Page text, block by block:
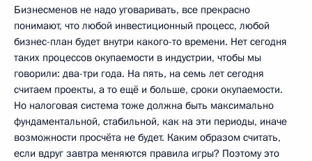
Бизнесменов не надо уговаривать, все прекрасно
понимают, что любой инвестиционный процесс, любой
бизнес-план будет внутри какого-то времени. Нет сегодня
таких процессов окупаемости в индустрии, чтобы мы
говорили: два-три года. На пять, на семь лет сегодня
считаем проекты, а то ещё и больше, сроки окупаемости.
Но налоговая система тоже должна быть максимально
фундаментальной, стабильной, как на эти периоды, иначе
возможности просчёта не будет. Каким образом считать,
если вдруг завтра меняются правила игры? Поэтому это